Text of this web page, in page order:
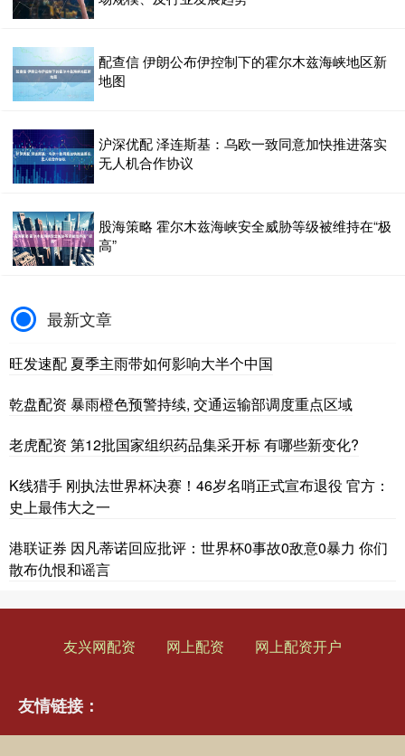
配查信 伊朗公布伊控制下的霍尔木兹海峡地区新
地图
沪深优配 泽连斯基：乌欧一致同意加快推进落实
无人机合作协议
股海策略 霍尔木兹海峡安全威胁等级被维持在“极
高”
最新文章
旺发速配 夏季主雨带如何影响大半个中国
乾盘配资 暴雨橙色预警持续, 交通运输部调度重点区域
老虎配资 第12批国家组织药品集采开标 有哪些新变化?
K线猎手 刚执法世界杯决赛！46岁名哨正式宣布退役 官方：
史上最伟大之一
港联证券 因凡蒂诺回应批评：世界杯0事故0敌意0暴力 你们
散布仇恨和谣言
友兴网配资 网上配资 网上配资开户
友情链接：